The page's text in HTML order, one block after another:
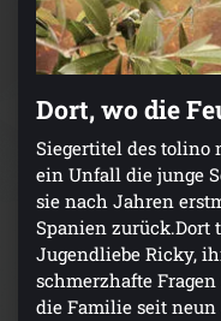
Dort, wo die
Siegertitel des tolino
ein Unfall die junge
sie nach Jahren
Spanien
Jugendliebe Ricky,
schmerzhafte
die Familie seit